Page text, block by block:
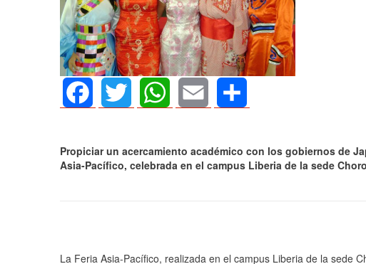
Propiciar un acercamiento académico con los gobiernos de
Asia-Pacífico, celebrada en el campus Liberia de la sede
La Feria Asia-Pacífico, realizada en el campus Liberia de la sede
Consejo Universitario